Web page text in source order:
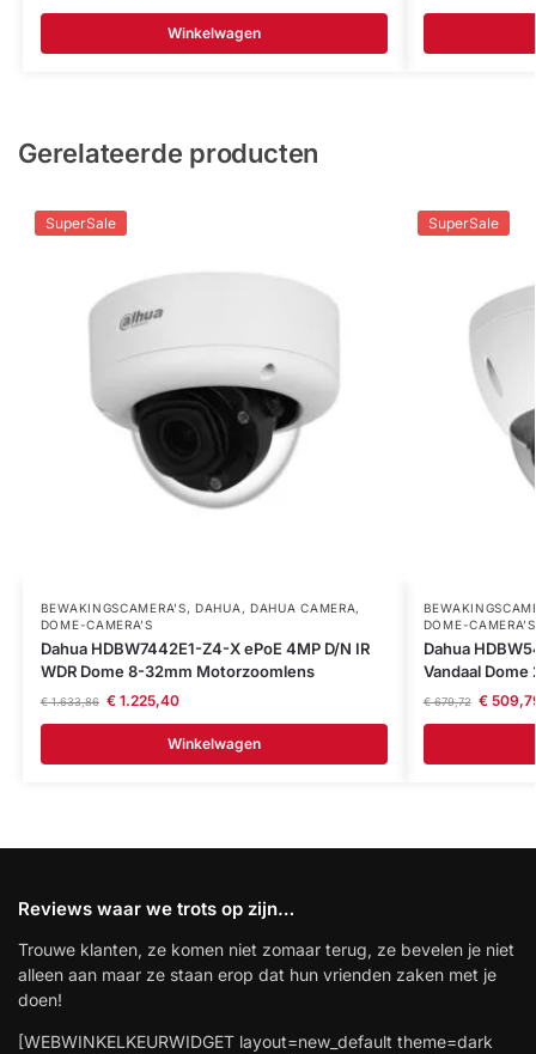
Winkelwagen
Gerelateerde producten
SuperSale
BEWAKINGSCAMERA'S,DAHUA , DAHUA CAMERA,
DOME-CAMERA’S
Dahua HDBW7442E1-Z4-X ePoE 4MP D/N IR
WDR Dome 8-32mm Motorzoomlens
€1.633,86 €1.225,40
Winkelwagen
SuperSale
DOME-CAMERA’S
Dahua
Vandaal
€679,72 €
Reviews waar we trots op zijn…
Trouwe klanten, ze komen niet zomaar terug, ze bevelen je niet
alleen aan maar ze staan erop dat hun vrienden zaken met je
doen!
[WEBWINKELKEURWIDGET layout=new_default theme=dark